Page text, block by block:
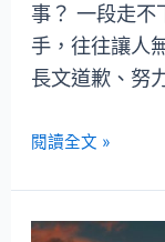
事？ 一段走不
手，往往讓人
長文道歉、努
閱讀全文 »